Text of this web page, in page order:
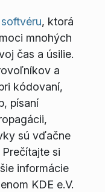
, ktorá
mnohých
čas a úsilie.
a
kódovaní,
písaní
sú vďačne
si
informácie
KDE e.V.